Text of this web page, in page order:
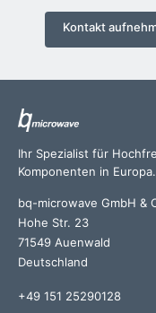
Kontakt
Ihr Spezialist für
Komponenten in
bq-microwave GmbH &
Hohe Str. 23
71549 Auenwald
Deutschland
+49 151 25290128